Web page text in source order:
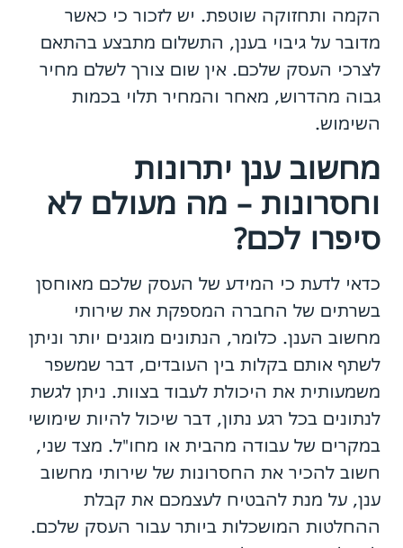
הקמה ותחזוקה שוטפת. יש לזכור כי כאשר
מדובר על גיבוי בענן, התשלום מתבצע בהתאם
לצרכי העסק שלכם. אין שום צורך לשלם מחיר
גבוה מהדרוש, מאחר והמחיר תלוי בכמות
השימוש.
מחשוב ענן יתרונות
וחסרונות – מה מעולם לא
סיפרו לכם?
כדאי לדעת כי המידע של העסק שלכם מאוחסן
בשרתים של החברה המספקת את שירותי
מחשוב הענן. כלומר, הנתונים מוגנים יותר וניתן
לשתף אותם בקלות בין העובדים, דבר שמשפר
משמעותית את היכולת לעבוד בצוות. ניתן לגשת
לנתונים בכל רגע נתון, דבר שיכול להיות שימושי
במקרים של עבודה מהבית או מחו"ל. מצד שני,
חשוב להכיר את החסרונות של שירותי מחשוב
ענן, על מנת להבטיח לעצמכם את קבלת
ההחלטות המושכלות ביותר עבור העסק שלכם.